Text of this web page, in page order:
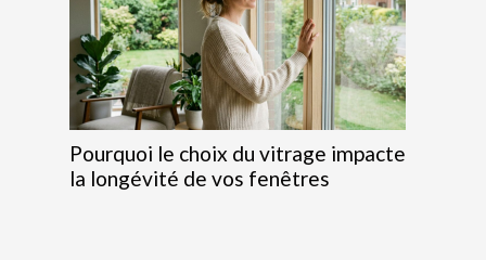
Pourquoi le choix du vitrage impacte
la longévité de vos fenêtres